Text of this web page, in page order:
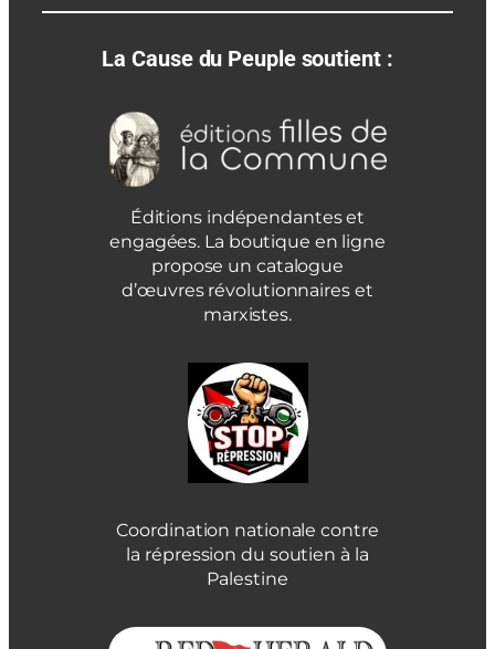
La Cause du Peuple soutient :
Éditions indépendantes et
engagées. La boutique en ligne
propose un catalogue
d’œuvres révolutionnaires et
marxistes.
Coordination nationale contre
la répression du soutien à la
Palestine